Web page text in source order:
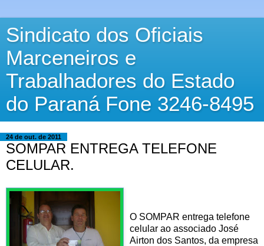
Sindicato dos Oficiais
Marceneiros e
Trabalhadores do Estado
do Paraná Fone 3246-8495
24 de out. de 2011
SOMPAR ENTREGA TELEFONE
CELULAR.
O SOMPAR entrega telefone
celular ao associado José
Airton dos Santos, da empresa